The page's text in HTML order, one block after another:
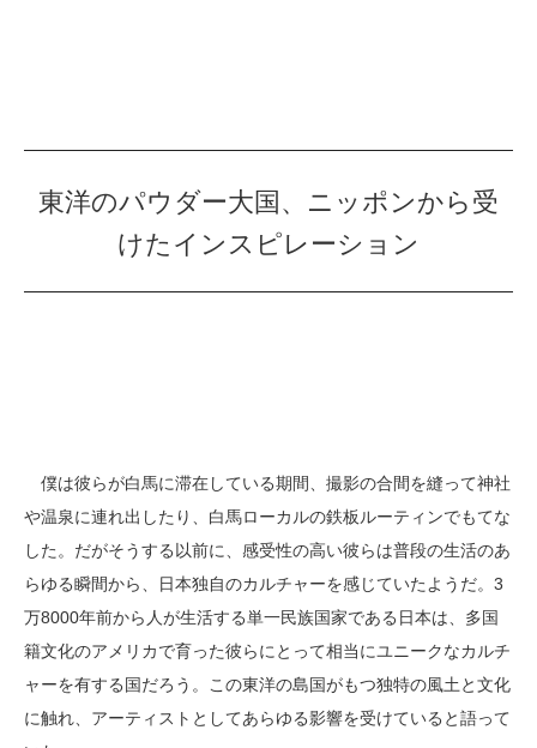
東洋のパウダー大国、ニッポンから受
けたインスピレーション
僕は彼らが白馬に滞在している期間、撮影の合間を縫って神社
や温泉に連れ出したり、白馬ローカルの鉄板ルーティンでもてな
した。だがそうする以前に、感受性の高い彼らは普段の生活のあ
らゆる瞬間から、日本独自のカルチャーを感じていたようだ。3
万8000年前から人が生活する単一民族国家である日本は、多国
籍文化のアメリカで育った彼らにとって相当にユニークなカルチ
ャーを有する国だろう。この東洋の島国がもつ独特の風土と文化
に触れ、アーティストとしてあらゆる影響を受けていると語って